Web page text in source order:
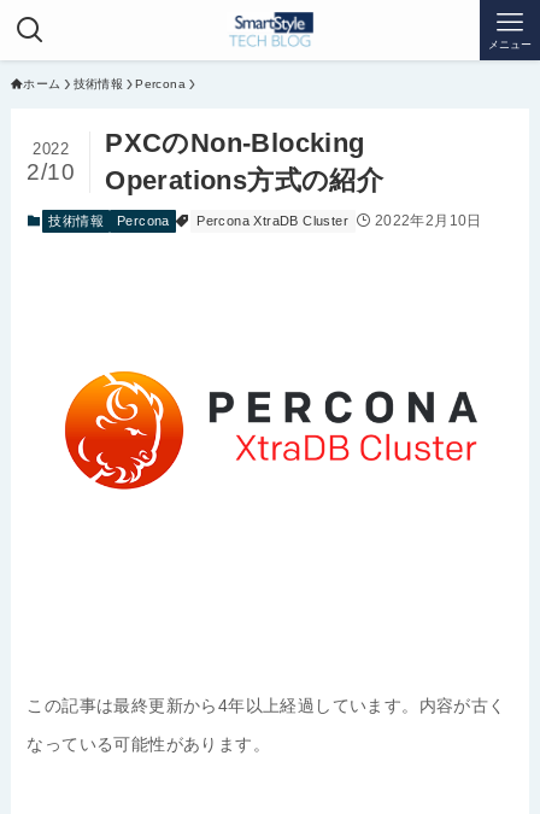
メニュー
ホーム 技術情報 Percona
PXCのNon-Blocking
Operations方式の紹介
2022
2/10
技術情報 Percona Percona XtraDB Cluster 2022年2月10日
この記事は最終更新から4年以上経過しています。内容が古く
なっている可能性があります。